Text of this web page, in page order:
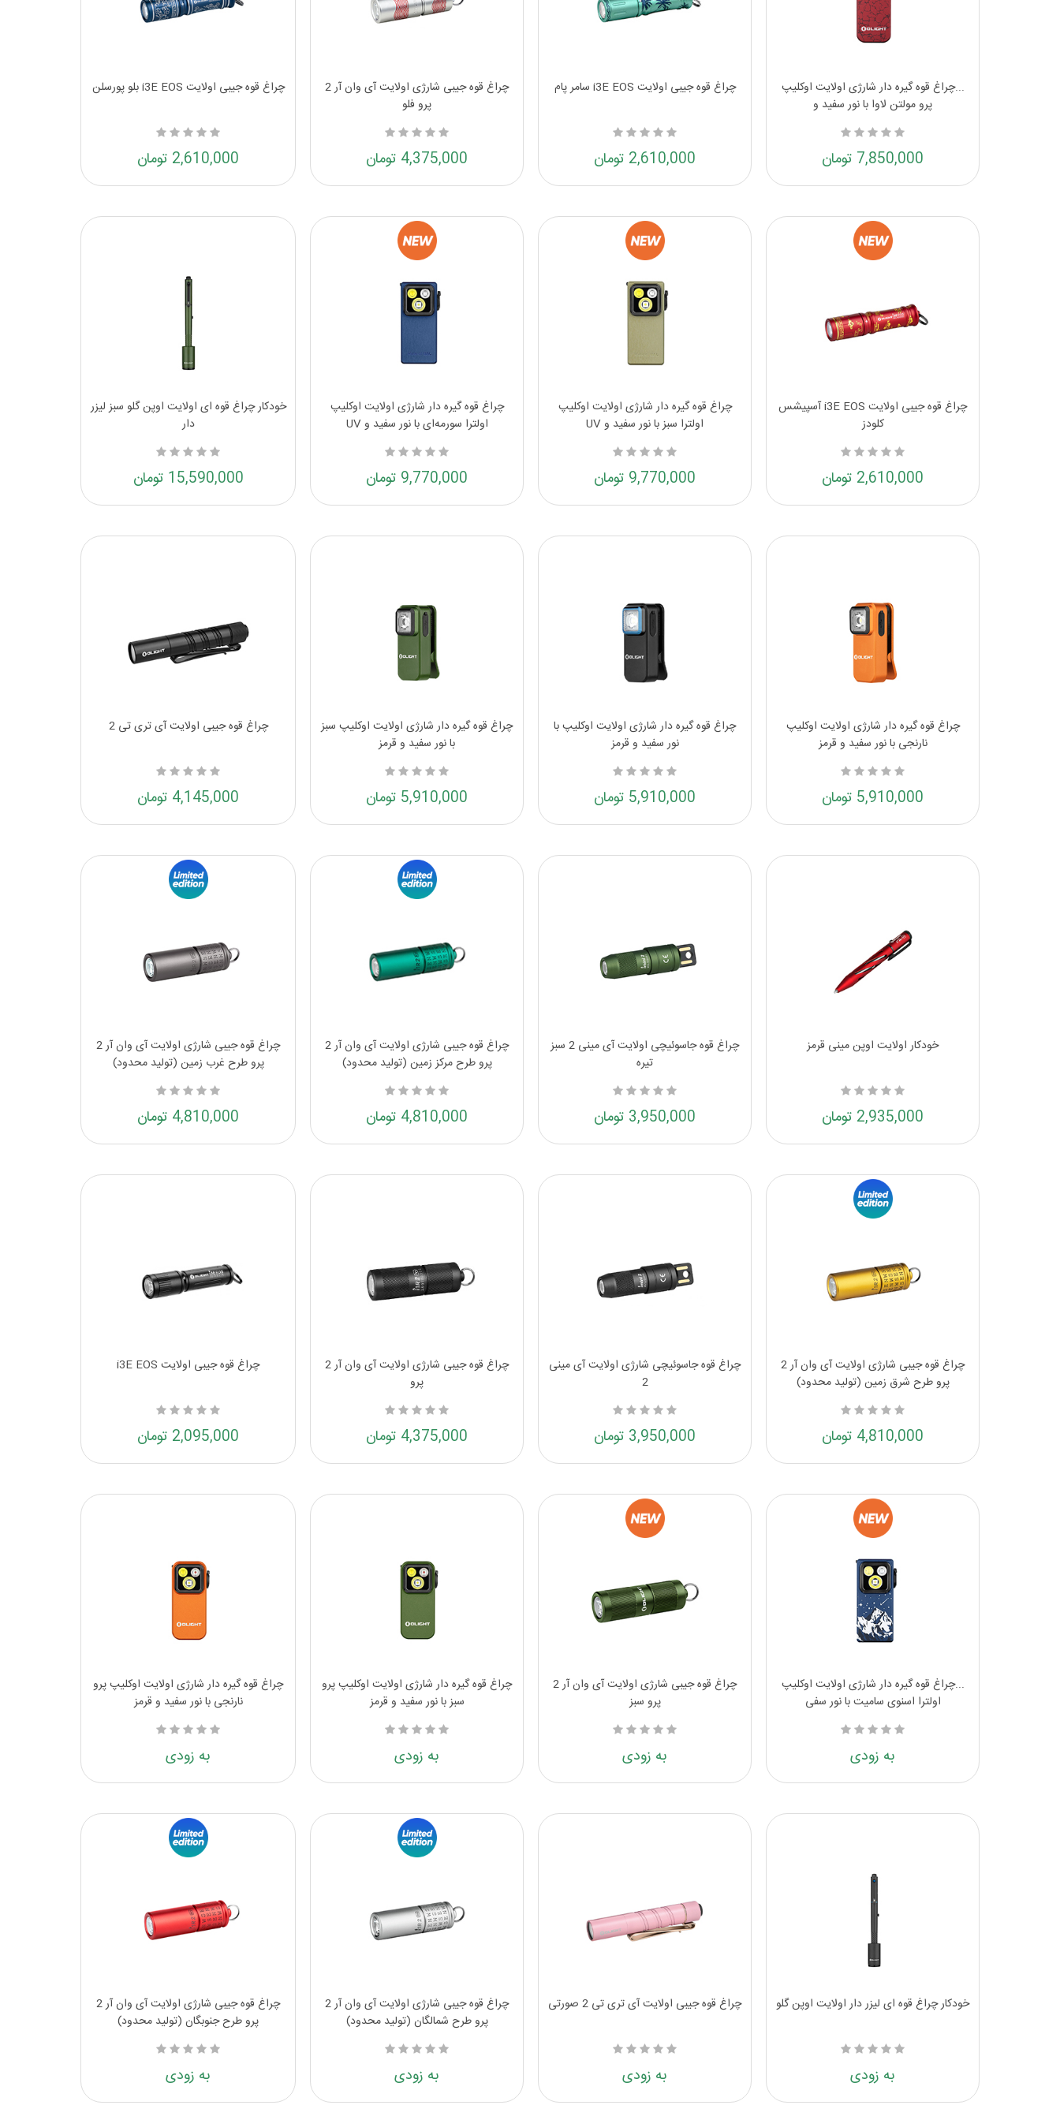
...چراغ قوه گیره دار شارژی اولایت اوکلیپ
پرو مولتن لاوا با نور سفید و
7,850,000 تومان
چراغ قوه جیبی اولایت i3E EOS سامر پام
2,610,000 تومان
چراغ قوه جیبی شارژی اولایت آی وان آر 2
پرو فلو
4,375,000 تومان
چراغ قوه جیبی اولایت i3E EOS بلو پورسلن
2,610,000 تومان
چراغ قوه جیبی اولایت i3E EOS آسپیشس
کلودز
2,610,000 تومان
چراغ قوه گیره دار شارژی اولایت اوکلیپ
اولترا سبز با نور سفید و UV
9,770,000 تومان
چراغ قوه گیره دار شارژی اولایت اوکلیپ
اولترا سورمه‌ای با نور سفید و UV
9,770,000 تومان
خودکار چراغ قوه ای اولایت اوپن گلو سبز لیزر
دار
15,590,000 تومان
چراغ قوه گیره دار شارژی اولایت اوکلیپ
نارنجی با نور سفید و قرمز
5,910,000 تومان
چراغ قوه گیره دار شارژی اولایت اوکلیپ با
نور سفید و قرمز
5,910,000 تومان
چراغ قوه گیره دار شارژی اولایت اوکلیپ سبز
با نور سفید و قرمز
5,910,000 تومان
چراغ قوه جیبی اولایت آی تری تی 2
4,145,000 تومان
خودکار اولایت اوپن مینی قرمز
2,935,000 تومان
چراغ قوه جاسوئیچی اولایت آی مینی 2 سبز
تیره
3,950,000 تومان
چراغ قوه جیبی شارژی اولایت آی وان آر 2
پرو طرح مرکز زمین (تولید محدود)
4,810,000 تومان
چراغ قوه جیبی شارژی اولایت آی وان آر 2
پرو طرح غرب زمین (تولید محدود)
4,810,000 تومان
چراغ قوه جیبی شارژی اولایت آی وان آر 2
پرو طرح شرق زمین (تولید محدود)
4,810,000 تومان
چراغ قوه جاسوئیچی شارژی اولایت آی مینی
2
3,950,000 تومان
چراغ قوه جیبی شارژی اولایت آی وان آر 2
پرو
4,375,000 تومان
چراغ قوه جیبی اولایت i3E EOS
2,095,000 تومان
...چراغ قوه گیره دار شارژی اولایت اوکلیپ
اولترا اسنوی سامیت با نور سفی
به زودی
چراغ قوه جیبی شارژی اولایت آی وان آر 2
پرو سبز
به زودی
چراغ قوه گیره دار شارژی اولایت اوکلیپ پرو
سبز با نور سفید و قرمز
به زودی
چراغ قوه گیره دار شارژی اولایت اوکلیپ پرو
نارنجی با نور سفید و قرمز
به زودی
خودکار چراغ قوه ای لیزر دار اولایت اوپن گلو
به زودی
چراغ قوه جیبی اولایت آی تری تی 2 صورتی
به زودی
چراغ قوه جیبی شارژی اولایت آی وان آر 2
پرو طرح شمالگان (تولید محدود)
به زودی
چراغ قوه جیبی شارژی اولایت آی وان آر 2
پرو طرح جنوبگان (تولید محدود)
به زودی